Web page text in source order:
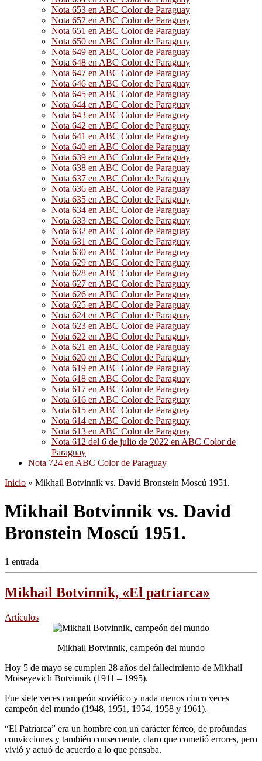
Nota 653 en ABC Color de Paraguay
Nota 652 en ABC Color de Paraguay
Nota 651 en ABC Color de Paraguay
Nota 650 en ABC Color de Paraguay
Nota 649 en ABC Color de Paraguay
Nota 648 en ABC Color de Paraguay
Nota 647 en ABC Color de Paraguay
Nota 646 en ABC Color de Paraguay
Nota 645 en ABC Color de Paraguay
Nota 644 en ABC Color de Paraguay
Nota 643 en ABC Color de Paraguay
Nota 642 en ABC Color de Paraguay
Nota 641 en ABC Color de Paraguay
Nota 640 en ABC Color de Paraguay
Nota 639 en ABC Color de Paraguay
Nota 638 en ABC Color de Paraguay
Nota 637 en ABC Color de Paraguay
Nota 636 en ABC Color de Paraguay
Nota 635 en ABC Color de Paraguay
Nota 634 en ABC Color de Paraguay
Nota 633 en ABC Color de Paraguay
Nota 632 en ABC Color de Paraguay
Nota 631 en ABC Color de Paraguay
Nota 630 en ABC Color de Paraguay
Nota 629 en ABC Color de Paraguay
Nota 628 en ABC Color de Paraguay
Nota 627 en ABC Color de Paraguay
Nota 626 en ABC Color de Paraguay
Nota 625 en ABC Color de Paraguay
Nota 624 en ABC Color de Paraguay
Nota 623 en ABC Color de Paraguay
Nota 622 en ABC Color de Paraguay
Nota 621 en ABC Color de Paraguay
Nota 620 en ABC Color de Paraguay
Nota 619 en ABC Color de Paraguay
Nota 618 en ABC Color de Paraguay
Nota 617 en ABC Color de Paraguay
Nota 616 en ABC Color de Paraguay
Nota 615 en ABC Color de Paraguay
Nota 614 en ABC Color de Paraguay
Nota 613 en ABC Color de Paraguay
Nota 612 del 6 de julio de 2022 en ABC Color de
Paraguay
Nota 724 en ABC Color de Paraguay
Inicio » Mikhail Botvinnik vs. David Bronstein Moscú 1951.
Mikhail Botvinnik vs. David
Bronstein Moscú 1951.
1 entrada
Mikhail Botvinnik, «El patriarca»
Artículos
Mikhail Botvinnik, campeón del mundo
Hoy 5 de mayo se cumplen 28 años del fallecimiento de Mikhail
Moiseyevich Botvinnik (1911 – 1995).
Fue siete veces campeón soviético y nada menos cinco veces
campeón del mundo (1948, 1951, 1954, 1958 y 1961).
“El Patriarca” era un hombre con un carácter férreo, de profundas
convicciones y también consecuente, claro que cometió errores, pero
vivió y actuó de acuerdo a lo que pensaba.